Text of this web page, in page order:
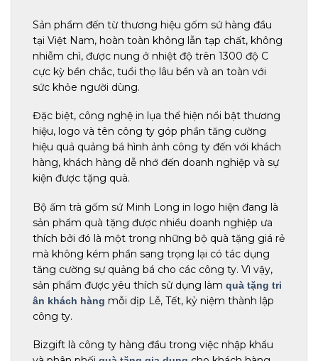
Sản phẩm đến từ thương hiệu gốm sứ hàng đầu
tại Việt Nam, hoàn toàn không lẫn tạp chất, không
nhiễm chì, được nung ở nhiệt độ trên 1300 độ C
cực kỳ bền chắc, tuổi thọ lâu bền và an toàn với
sức khỏe người dùng.
Đặc biệt, công nghệ in lụa thể hiện nổi bật thương
hiệu, logo và tên công ty góp phần tăng cường
hiệu quả quảng bá hình ảnh công ty đến với khách
hàng, khách hàng dễ nhớ đến doanh nghiệp và sự
kiện được tặng quà.
Bộ ấm trà gốm sứ Minh Long in logo hiện đang là
sản phẩm quà tặng được nhiều doanh nghiệp ưa
thích bởi đó là một trong những bộ quà tặng giá rẻ
mà không kém phần sang trọng lại có tác dụng
tăng cường sự quảng bá cho các công ty. Vì vậy,
sản phẩm được yêu thích sử dụng làm quà tặng tri
ân khách hàng mỗi dịp Lễ, Tết, kỷ niệm thành lập
công ty.
Bizgift là công ty hàng đầu trong việc nhập khẩu